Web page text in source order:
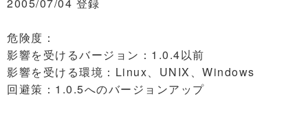
危険度：
影響を受けるバージョン：1.0.4以前
影響を受ける環境：Linux、UNIX、Windows
回避策：1.0.5へのバージョンアップ